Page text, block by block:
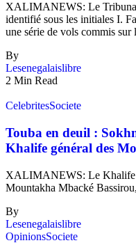
XALIMANEWS: Le
identifié sous les initiales I.
une série de vols commis
By
Lesenegalaislibre
2 Min Read
CelebritesSociete
Touba en deuil :
Khalife général des
XALIMANEWS: Le Khalife
Mountakha Mbacké
By
Lesenegalaislibre
OpinionsSociete